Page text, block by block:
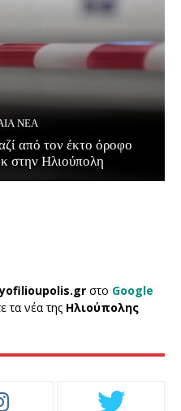
ΝΈΑ
από τον έκτο όροφο
στην Ηλιούπολη
στο Google
τα νέα της Ηλιούπολης